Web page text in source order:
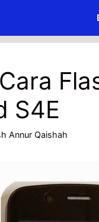
S4E
Annur Qaishah